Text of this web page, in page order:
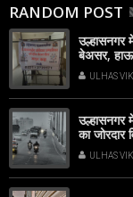
RANDOM POST
बेअसर,
ULHAS
का जोरदार
ULHAS